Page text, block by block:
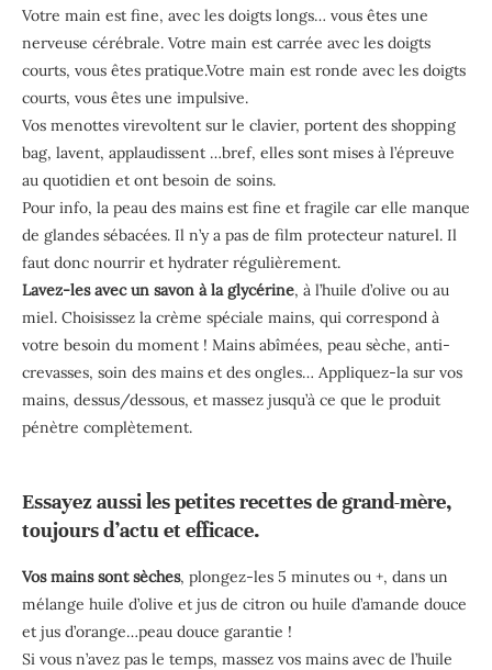
Votre main est fine, avec les doigts longs… vous êtes une
nerveuse cérébrale. Votre main est carrée avec les doigts
courts, vous êtes pratique.Votre main est ronde avec les doigts
courts, vous êtes une impulsive.
Vos menottes virevoltent sur le clavier, portent des shopping
bag, lavent, applaudissent …bref, elles sont mises à l’épreuve
au quotidien et ont besoin de soins.
Pour info, la peau des mains est fine et fragile car elle manque
de glandes sébacées. Il n’y a pas de film protecteur naturel. Il
faut donc nourrir et hydrater régulièrement.
Lavez-les avec un savon à la glycérine, à l’huile d’olive ou au
miel. Choisissez la crème spéciale mains, qui correspond à
votre besoin du moment ! Mains abîmées, peau sèche, anti-
crevasses, soin des mains et des ongles… Appliquez-la sur vos
mains, dessus/dessous, et massez jusqu’à ce que le produit
pénètre complètement.
Essayez aussi les petites recettes de grand-mère,
toujours d’actu et efficace.
Vos mains sont sèches, plongez-les 5 minutes ou +, dans un
mélange huile d’olive et jus de citron ou huile d’amande douce
et jus d’orange…peau douce garantie !
Si vous n’avez pas le temps, massez vos mains avec de l’huile